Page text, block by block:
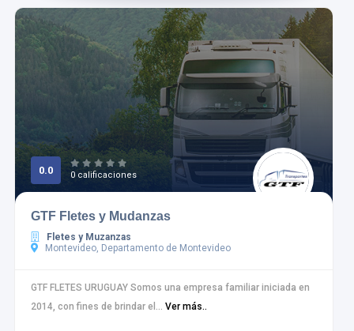
0.0 0 calificaciones
GTF Fletes y Mudanzas
Fletes y Muzanzas
Montevideo, Departamento de Montevideo
GTF FLETES URUGUAY Somos una empresa familiar iniciada en
2014, con fines de brindar el... Ver más..